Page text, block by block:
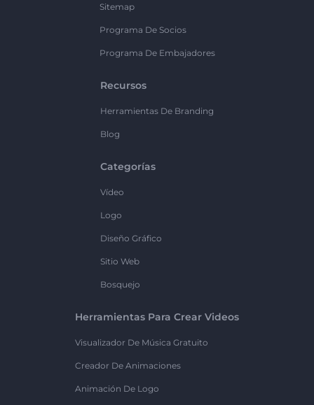
Sitemap
Programa De Socios
Programa De Embajadores
Recursos
Herramientas De Branding
Blog
Categorías
Vídeo
Logo
Diseño Gráfico
Sitio Web
Bosquejo
Herramientas Para Crear Videos
Visualizador De Música Gratuito
Creador De Animaciones
Animación De Logo